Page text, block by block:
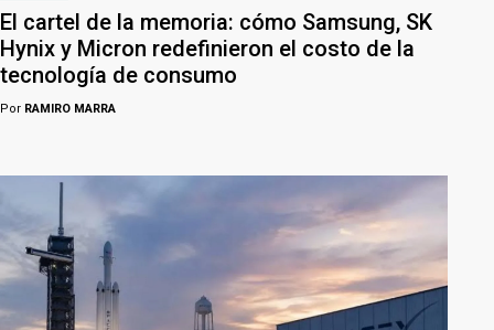
El cartel de la memoria: cómo Samsung, SK
Hynix y Micron redefinieron el costo de la
tecnología de consumo
Por RAMIRO MARRA